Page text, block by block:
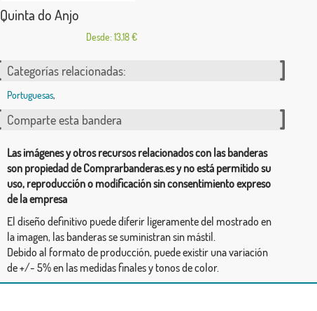
Quinta do Anjo
Desde: 13,18 €
Categorías relacionadas:
Portuguesas,
Comparte esta bandera
Las imágenes y otros recursos relacionados con las banderas
son propiedad de Comprarbanderas.es y no está permitido su
uso, reproducción o modificación sin consentimiento expreso
de la empresa
El diseño definitivo puede diferir ligeramente del mostrado en
la imagen, las banderas se suministran sin mástil.
Debido al formato de producción, puede existir una variación
de +/- 5% en las medidas finales y tonos de color.